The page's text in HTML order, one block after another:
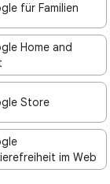
für Familien
Home and
Store
im Web